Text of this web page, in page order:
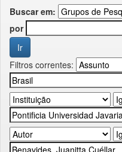
Buscar em:
por
Filtros correntes: